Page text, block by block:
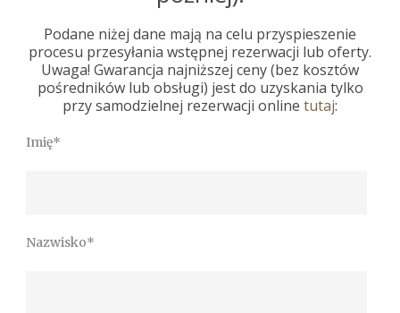
Podane niżej dane mają na celu przyspieszenie
procesu przesyłania wstępnej rezerwacji lub oferty.
Uwaga! Gwarancja najniższej ceny (bez kosztów
pośredników lub obsługi) jest do uzyskania tylko
przy samodzielnej rezerwacji online tutaj:
Imię*
Nazwisko*